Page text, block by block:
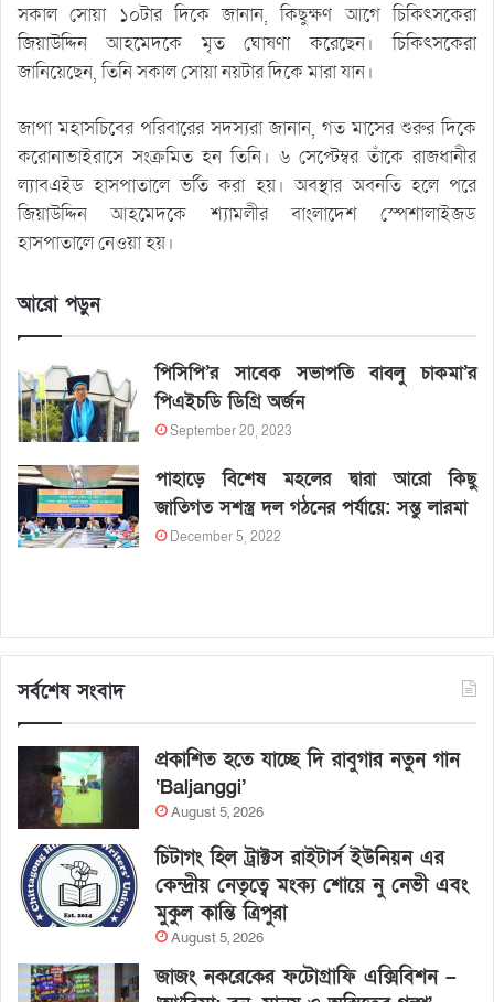
সকাল সোয়া ১০টার দিকে জানান, কিছুক্ষণ আগে চিকিৎসকেরা
জিয়াউদ্দিন আহমেদকে মৃত ঘোষণা করেছেন। চিকিৎসকেরা
জানিয়েছেন, তিনি সকাল সোয়া নয়টার দিকে মারা যান।
জাপা মহাসচিবের পরিবারের সদস্যরা জানান, গত মাসের শুরুর দিকে
করোনাভাইরাসে সংক্রমিত হন তিনি। ৬ সেপ্টেম্বর তাঁকে রাজধানীর
ল্যাবএইড হাসপাতালে ভর্তি করা হয়। অবস্থার অবনতি হলে পরে
জিয়াউদ্দিন আহমেদকে শ্যামলীর বাংলাদেশ স্পেশালাইজড
হাসপাতালে নেওয়া হয়।
আরো পড়ুন
পিসিপি’র সাবেক সভাপতি বাবলু চাকমা’র
পিএইচডি ডিগ্রি অর্জন
September 20, 2023
পাহাড়ে বিশেষ মহলের দ্বারা আরো কিছু
জাতিগত সশস্ত্র দল গঠনের পর্যায়ে: সন্তু লারমা
December 5, 2022
সর্বশেষ সংবাদ
প্রকাশিত হতে যাচ্ছে দি রাবুগার নতুন গান
‘Baljanggi’
August 5, 2026
চিটাগং হিল ট্রাক্টস রাইটার্স ইউনিয়ন এর
কেন্দ্রীয় নেতৃত্বে মংক্য শোয়ে নু নেভী এবং
মুকুল কান্তি ত্রিপুরা
August 5, 2026
জাজং নকরেকের ফটোগ্রাফি এক্সিবিশন –